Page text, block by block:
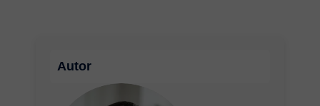
Autor